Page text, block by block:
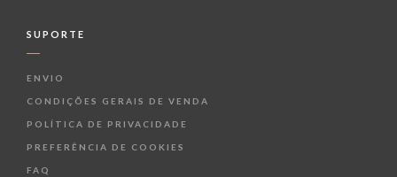
SUPORTE
ENVIO
CONDIÇÕES GERAIS DE VENDA
POLÍTICA DE PRIVACIDADE
PREFERÊNCIA DE COOKIES
FAQ